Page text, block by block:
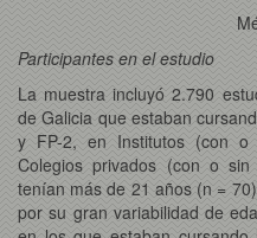
Participantes en el estudio
La muestra incluyó 2.790
de Galicia que estaban
y FP-2, en Institutos (con o
Colegios privados (con o
tenían más de 21 años (n =
por su gran variabilidad de